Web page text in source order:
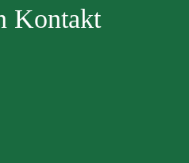
Kontakt